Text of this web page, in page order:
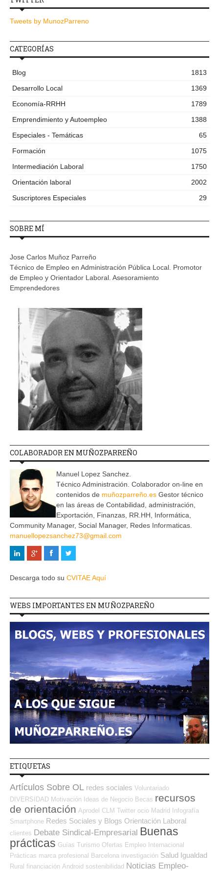
Tweets by MunozParreno
CATEGORÍAS
Blog
1813
Desarrollo Local
1369
Economía-RRHH
1789
Emprendimiento y Autoempleo
1388
Especiales - Temáticas
65
Formación
1075
Intermediación Laboral
1750
Orientación laboral
2002
Suscriptores Especiales
29
SOBRE MÍ
Jose Carlos Muñoz Parreño
Técnico de Empleo en Administración Pública Local. Promotor
de Empleo y Orientador Laboral. Asesoramiento
Emprendedores
COLABORADOR EN MUÑOZPARREÑO
Manuel Lopez Sanchez.
Técnico Administración. Colaborador on-line en
contenidos de muñozparreño.es Gestor técnico
en las áreas de Contabilidad, administración,
Exportación, Finanzas, RR.HH, Informática,
Community Manager, Social Manager, Redes Informaticas.
manuellopezsanchez73@gmail.com
Descarga todo su CVITAE Aquí
WEBS IMPORTANTES EN MUÑOZPAREÑO
ETIQUETAS
Artículos Sobre OL redes sociales Voluntariado
DIVERSIDAD Motivación Ideas de Negocio Becas recursos
de orientación Aprodel CLM Twitter ocio Madrid Infografía
Smartphone Redes Sociales y Blogs Orientación Laboral
clientes Debate Sindical-Empresarial Buenas
prácticas Guías Turismo Ofertas Empleo Internacional
Prácticas marca profesional Barcelona investigación Salud Igualdad
Rural financiación Android sostenibilidad Noticias Empleo-